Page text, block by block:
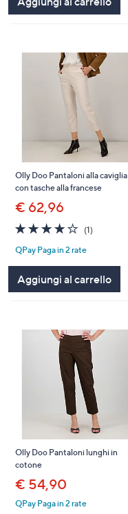
Olly Doo Pantaloni alla caviglia
con tasche alla francese
€ 62,96
4.0
of
5
(1)1
QPay Paga in 2 rate
Aggiungi al carrello
Olly Doo Pantaloni lunghi in
cotone
€ 54,90
QPay Paga in 2 rate